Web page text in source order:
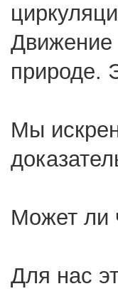
Движение
природе.
Мы
Может ли
Для нас